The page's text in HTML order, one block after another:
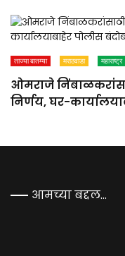
ताज्या बातम्या मराठवाडा महाराष्ट्र
ओमराजे
निर्णय, घर-
आमच्या बद्दल…